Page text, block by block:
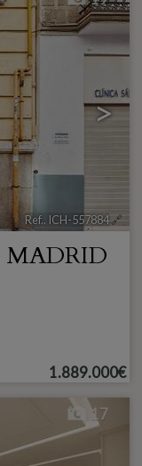
>
Ref.. ICH-557884🔗
MADRID
1.889.000€
17